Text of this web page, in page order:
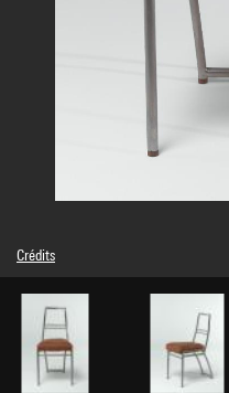
Crédits
© droits réservés
Crédit photographique : Centre
GrandPalaisRmn
Réf. image : 4N42345
Diffusion image :